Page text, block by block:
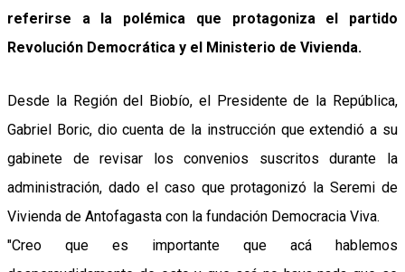
referirse a la polémica que protagoniza el partido
Revolución Democrática y el Ministerio de Vivienda.
Desde la Región del Biobío, el Presidente de la República,
Gabriel Boric, dio cuenta de la instrucción que extendió a su
gabinete de revisar los convenios suscritos durante la
administración, dado el caso que protagonizó la Seremi de
Vivienda de Antofagasta con la fundación Democracia Viva.
"Creo que es importante que acá hablemos